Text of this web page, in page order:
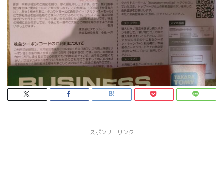
スポンサーリンク